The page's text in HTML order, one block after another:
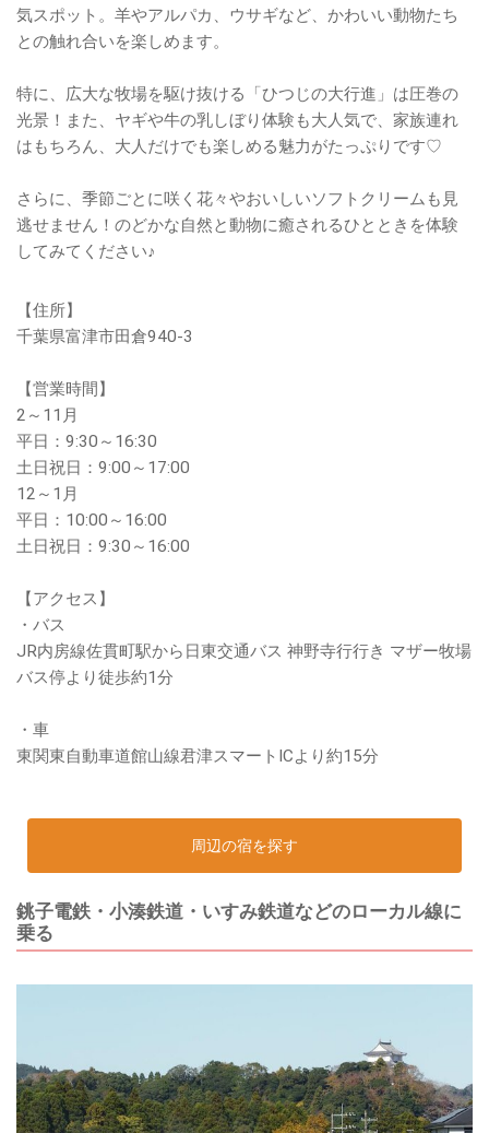
気スポット。羊やアルパカ、ウサギなど、かわいい動物たち
との触れ合いを楽しめます。
特に、広大な牧場を駆け抜ける「ひつじの大行進」は圧巻の
光景！また、ヤギや牛の乳しぼり体験も大人気で、家族連れ
はもちろん、大人だけでも楽しめる魅力がたっぷりです♡
さらに、季節ごとに咲く花々やおいしいソフトクリームも見
逃せません！のどかな自然と動物に癒されるひとときを体験
してみてください♪
【住所】
千葉県富津市田倉940-3
【営業時間】
2～11月
平日：9:30～16:30
土日祝日：9:00～17:00
12～1月
平日：10:00～16:00
土日祝日：9:30～16:00
【アクセス】
・バス
JR内房線佐貫町駅から日東交通バス 神野寺行行き マザー牧場
バス停より徒歩約1分
・車
東関東自動車道館山線君津スマートICより約15分
周辺の宿を探す
銚子電鉄・小湊鉄道・いすみ鉄道などのローカル線に
乗る